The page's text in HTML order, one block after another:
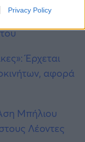
Privacy Policy
Έρχεται
αφορά
Μπήλιου
Λέοντες